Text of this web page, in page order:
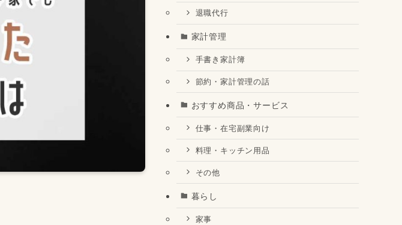
退職代行
家計管理
手書き家計簿
節約・家計管理の話
おすすめ商品・サービス
仕事・在宅副業向け
料理・キッチン用品
その他
暮らし
家事